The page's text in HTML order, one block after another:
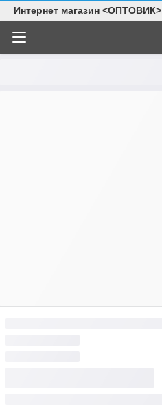
Интернет магазин <ОПТОВИК>